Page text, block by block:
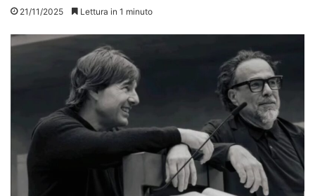
21/11/2025 Lettura in 1 minuto